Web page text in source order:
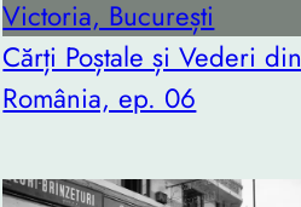
Cărți Poștale și Vederi din
România, ep. 06